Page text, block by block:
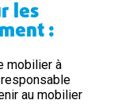
les
:
mobilier à
au mobilier